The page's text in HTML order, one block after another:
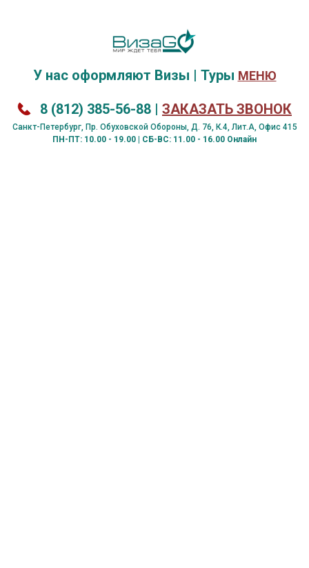
У нас оформляют Визы | Туры МЕНЮ
8 (812) 385-56-88 | ЗАКАЗАТЬ ЗВОНОК
Санкт-Петербург, Пр. Обуховской Обороны, Д. 76, К.4, Лит.А, Офис 415
ПН-ПТ: 10.00 - 19.00 | СБ-ВС: 11.00 - 16.00 Онлайн